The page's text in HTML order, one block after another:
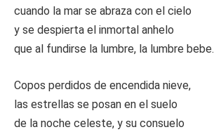
cuando la mar se abraza con el cielo
y se despierta el inmortal anhelo
que al fundirse la lumbre, la lumbre bebe.
Copos perdidos de encendida nieve,
las estrellas se posan en el suelo
de la noche celeste, y su consuelo